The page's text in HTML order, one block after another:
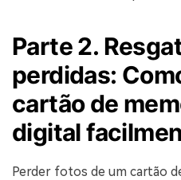
Parte 2.
perdidas:
cartão de
digital
Perder fotos de um cartão